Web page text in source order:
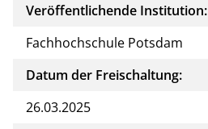
Veröffentlichende Institution:
Fachhochschule Potsdam
Datum der Freischaltung:
26.03.2025